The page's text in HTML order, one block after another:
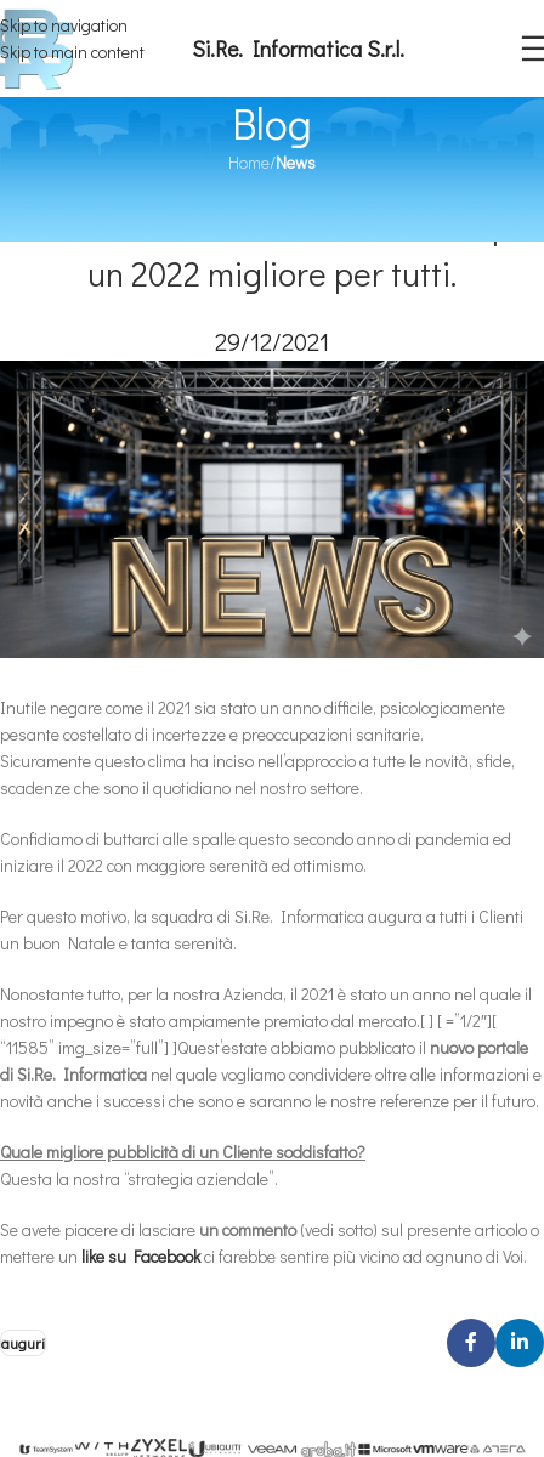
Skip to navigation
Skip to main content
Si.Re. Informatica S.r.l.
Blog
Home/News
un 2022 migliore per tutti.
29/12/2021
Inutile negare come il 2021 sia stato un anno difficile, psicologicamente
pesante costellato di incertezze e preoccupazioni sanitarie.
Sicuramente questo clima ha inciso nell’approccio a tutte le novità, sfide,
scadenze che sono il quotidiano nel nostro settore.
Confidiamo di buttarci alle spalle questo secondo anno di pandemia ed
iniziare il 2022 con maggiore serenità ed ottimismo.
Per questo motivo, la squadra di Si.Re. Informatica augura a tutti i Clienti
un buon Natale e tanta serenità.
Nonostante tutto, per la nostra Azienda, il 2021 è stato un anno nel quale il
nostro impegno è stato ampiamente premiato dal mercato.[ ] [ =”1/2″][
“11585” img_size=”full”] ]Quest’estate abbiamo pubblicato il nuovo portale
di Si.Re. Informatica nel quale vogliamo condividere oltre alle informazioni e
novità anche i successi che sono e saranno le nostre referenze per il futuro.
Quale migliore pubblicità di un Cliente soddisfatto?
Questa la nostra “strategia aziendale”.
Se avete piacere di lasciare un commento(vedi sotto) sul presente articolo o
mettere un like su Facebookci farebbe sentire più vicino ad ognuno di Voi.
auguri